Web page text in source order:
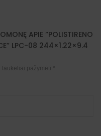
APIE “POLISTIRENO
LPC-08 244×1.22×9.4
laukeliai pažymėti